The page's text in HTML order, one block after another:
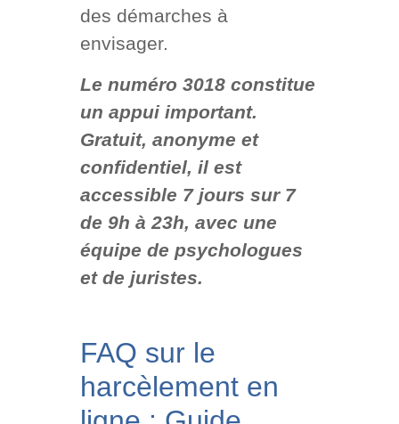
des démarches à
envisager.
Le numéro 3018 constitue
un appui important.
Gratuit, anonyme et
confidentiel, il est
accessible 7 jours sur 7
de 9h à 23h, avec une
équipe de psychologues
et de juristes.
FAQ sur le
harcèlement en